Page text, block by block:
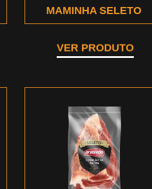
MAMINHA SELETO
VER PRODUTO